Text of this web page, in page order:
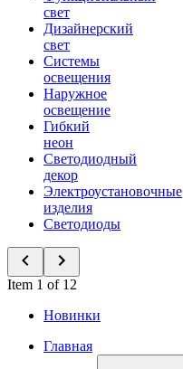
свет
Дизайнерский
свет
Системы
освещения
Наружное
освещение
Гибкий
неон
Светодиодный
декор
Электроустановочные
изделия
Светодиоды
Item 1 of 12
Новинки
Главная